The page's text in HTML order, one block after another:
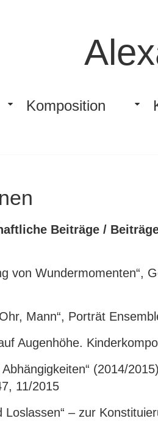
Komposition
Beiträge /
von
Ohr, Mann“, Porträt
auf Augenhöhe.
Abhängigkeiten“ (2014/
11/2015
Loslassen“ – zur